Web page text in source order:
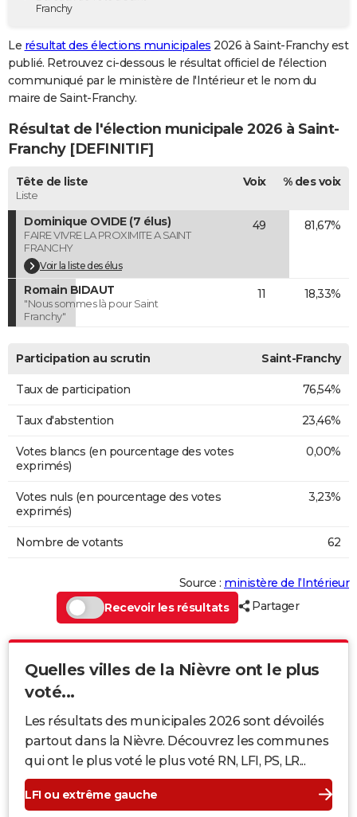
Destinations
City break
Voyage nature
Voyage de noces
Forum
GUIDES D'ACHAT
BONS PLANS
Carte de Noël
Carte Bonne année
Carte Saint-Valentin
Carte Pâques
Carte d'anniversaire
DICTIONNAIRE
Dictionnaire
Biographies
Citations
Expressions
Proverbes
PROGRAMME TV
COPAINS D'AVANT
S'inscrire
Se connecter
Lycées
Collèges
Primaires
Universités
Entreprises
Service militaire
Avis de recherche
AVIS DE DÉCÈS
FORUM
Bricolage
Lifestyle
Culture
Sport
Auto
Television
Voyage
Cinema
Franchy
Le résultat des élections municipales 2026 à Saint-Franchy est
publié. Retrouvez ci-dessous le résultat officiel de l'élection
communiqué par le ministère de l'Intérieur et le nom du
maire de Saint-Franchy.
Résultat de l'élection municipale 2026 à Saint-
Franchy [DEFINITIF]
Tête de liste
Liste
Voix % des voix
Dominique OVIDE (7 élus)
FAIRE VIVRE LA PROXIMITE A SAINT
FRANCHY
Voir la liste des élus
49 81,67%
Romain BIDAUT
"Nous sommes là pour Saint
Franchy"
11 18,33%
Participation au scrutin Saint-Franchy
Taux de participation 76,54%
Taux d'abstention 23,46%
Votes blancs (en pourcentage des votes
exprimés)
0,00%
Votes nuls (en pourcentage des votes
exprimés)
3,23%
Nombre de votants 62
Source : ministère de l’Intérieur
Recevoir les résultats
Partager
Quelles villes de la Nièvre ont le plus
voté...
Les résultats des municipales 2026 sont dévoilés
partout dans la Nièvre. Découvrez les communes
qui ont le plus voté le plus voté RN, LFI, PS, LR...
LFI ou extrême gauche